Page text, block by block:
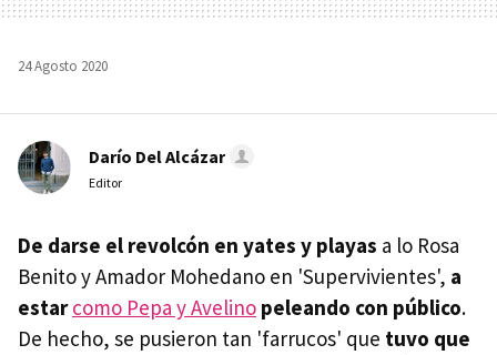
24 Agosto 2020
Darío Del Alcázar
Editor
De darse el revolcón en yates y playas a lo Rosa
Benito y Amador Mohedano en 'Supervivientes', a
estar como Pepa y Avelino peleando con público.
De hecho, se pusieron tan 'farrucos' que tuvo que